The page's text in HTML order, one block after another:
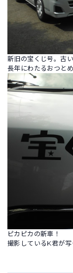
新旧の宝くじ号。古
長年にわたるおつと
ピカピカの新車！
撮影しているK君が